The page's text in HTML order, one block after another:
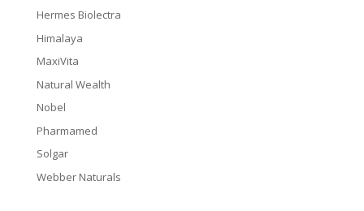
Hermes Biolectra
Himalaya
MaxiVita
Natural Wealth
Nobel
Pharmamed
Solgar
Webber Naturals